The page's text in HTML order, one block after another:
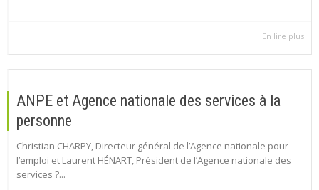
En lire plus
ANPE et Agence nationale des services à la
personne
Christian CHARPY, Directeur général de l’Agence nationale pour
l’emploi et Laurent HÉNART, Président de l’Agence nationale des
services ?...